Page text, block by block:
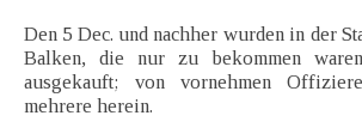
Den 5 Dec. und nachher wurden in der
Balken, die nur zu bekommen
ausgekauft; von vornehmen
mehrere herein.